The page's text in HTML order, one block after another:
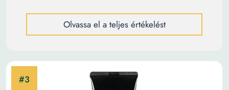
Olvassa el a teljes értékelést